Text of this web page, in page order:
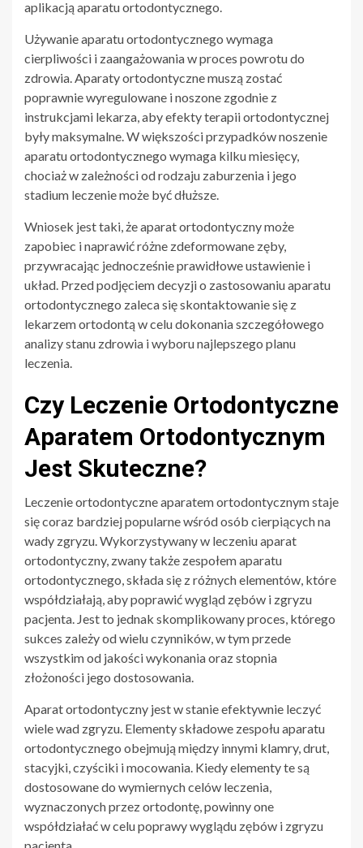
aplikacją aparatu ortodontycznego.
Używanie aparatu ortodontycznego wymaga
cierpliwości i zaangażowania w proces powrotu do
zdrowia. Aparaty ortodontyczne muszą zostać
poprawnie wyregulowane i noszone zgodnie z
instrukcjami lekarza, aby efekty terapii ortodontycznej
były maksymalne. W większości przypadków noszenie
aparatu ortodontycznego wymaga kilku miesięcy,
chociaż w zależności od rodzaju zaburzenia i jego
stadium leczenie może być dłuższe.
Wniosek jest taki, że aparat ortodontyczny może
zapobiec i naprawić różne zdeformowane zęby,
przywracając jednocześnie prawidłowe ustawienie i
układ. Przed podjęciem decyzji o zastosowaniu aparatu
ortodontycznego zaleca się skontaktowanie się z
lekarzem ortodontą w celu dokonania szczegółowego
analizy stanu zdrowia i wyboru najlepszego planu
leczenia.
Czy Leczenie Ortodontyczne
Aparatem Ortodontycznym
Jest Skuteczne?
Leczenie ortodontyczne aparatem ortodontycznym staje
się coraz bardziej popularne wśród osób cierpiących na
wady zgryzu. Wykorzystywany w leczeniu aparat
ortodontyczny, zwany także zespołem aparatu
ortodontycznego, składa się z różnych elementów, które
współdziałają, aby poprawić wygląd zębów i zgryzu
pacjenta. Jest to jednak skomplikowany proces, którego
sukces zależy od wielu czynników, w tym przede
wszystkim od jakości wykonania oraz stopnia
złożoności jego dostosowania.
Aparat ortodontyczny jest w stanie efektywnie leczyć
wiele wad zgryzu. Elementy składowe zespołu aparatu
ortodontycznego obejmują między innymi klamry, drut,
stacyjki, czyściki i mocowania. Kiedy elementy te są
dostosowane do wymiernych celów leczenia,
wyznaczonych przez ortodontę, powinny one
współdziałać w celu poprawy wyglądu zębów i zgryzu